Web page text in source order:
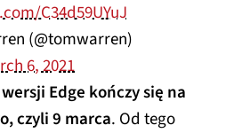
C34d59UYuJ
(@tomwarren)
6, 2021
Edge kończy się na
czyli 9 marca. Od tego